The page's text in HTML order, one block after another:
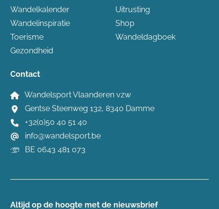
Wandelkalender
Wandelinspiratie
Toerisme
Gezondheid
Uitrusting
Shop
Wandeldagboek
Contact
Wandelsport Vlaanderen vzw
Gentse Steenweg 132, 8340 Damme
+32(0)50 40 51 40
info@wandelsport.be
BE 0643 481 073
Altijd op de hoogte ​met de nieuwsbrief